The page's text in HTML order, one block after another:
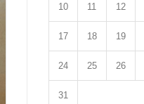
10 11 12
17 18 19
24 25 26
31